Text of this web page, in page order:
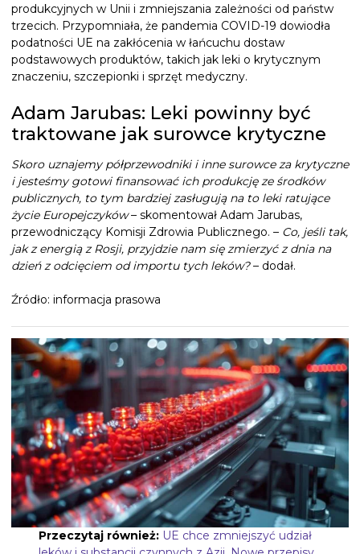
produkcyjnych w Unii i zmniejszania zależności od państw
trzecich. Przypomniała, że pandemia COVID-19 dowiodła
podatności UE na zakłócenia w łańcuchu dostaw
podstawowych produktów, takich jak leki o krytycznym
znaczeniu, szczepionki i sprzęt medyczny.
Adam Jarubas: Leki powinny być
traktowane jak surowce krytyczne
Skoro uznajemy półprzewodniki i inne surowce za krytyczne
i jesteśmy gotowi finansować ich produkcję ze środków
publicznych, to tym bardziej zasługują na to leki ratujące
życie Europejczyków– skomentował Adam Jarubas,
przewodniczący Komisji Zdrowia Publicznego. – Co, jeśli tak,
jak z energią z Rosji, przyjdzie nam się zmierzyć z dnia na
dzień z odcięciem od importu tych leków?– dodał.
Źródło: informacja prasowa
Przeczytaj również: UE chce zmniejszyć udział